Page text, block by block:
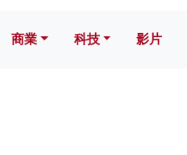
商業 科技 影片